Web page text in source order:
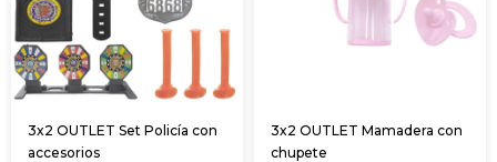
3x2 OUTLET Set Policía con
accesorios
3x2 OUTLET Mamadera con
chupete